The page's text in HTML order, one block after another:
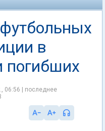
в
погибших
06:56 | последнее